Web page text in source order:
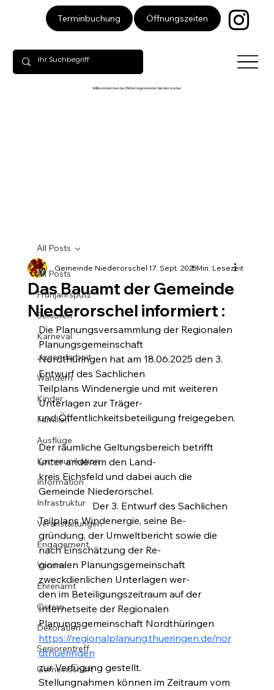
Terminbuchung Öffnungszeiten
Willkommen bei der Einheitsgemeinde Niederorschel
All Posts
Frühjahrsputz
Senioren
Karneval
Jugendarbeit
Wandern
Kinder
Familien
Ausflüge
Kommunikation
Information
Infrastruktur
Veranstaltungen
Engagement
Vereine
Ehrenamt
Ostern
Dekoration
Seniorentreff
Gemeinschaft
All Posts
Das Bauamt der Gemeinde
Niederorschel informiert :
Gemeinde Niederorschel17. Sept. 20251 Min. Lesezeit
Die Planungsversammlung der Regionalen
Planungsgemeinschaft
Nordthüringen hat am 18.06.2025 den 3.
Entwurf des Sachlichen
Teilplans Windenergie und mit weiteren
Unterlagen zur Träger-
und Öffentlichkeitsbeteiligung freigegeben.
Der räumliche Geltungsbereich betrifft
unter anderem den Land-
kreis Eichsfeld und dabei auch die
Gemeinde Niederorschel.
                      Der 3. Entwurf des Sachlichen
Teilplans Windenergie, seine Be-
gründung, der Umweltbericht sowie die
nach Einschätzung der Re-
gionalen Planungsgemeinschaft
zweckdienlichen Unterlagen wer-
den im Beteiligungszeitraum auf der
Internetseite der Regionalen
Planungsgemeinschaft Nordthüringen
https://regionalplanung.thueringen.de/nor
dthueringen
zur Verfügung gestellt.
Stellungnahmen können im Zeitraum vom